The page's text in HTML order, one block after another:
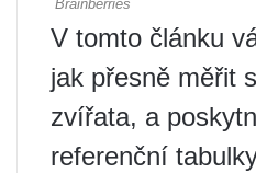
V tomto článku
jak přesně měřit
zvířata, a
referenční